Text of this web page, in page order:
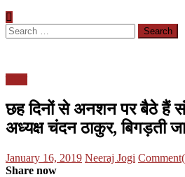
Search
for:
छह दिनों से अनशन पर बैठे हैं
अध्यक्ष चंदन ठाकुर, बिगड़ती
Posted
on
January 16, 2019 Author
Neeraj Jogi
Share now